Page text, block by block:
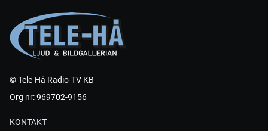
© Tele-Hå Radio-TV KB
Org nr: 969702-9156
KONTAKT